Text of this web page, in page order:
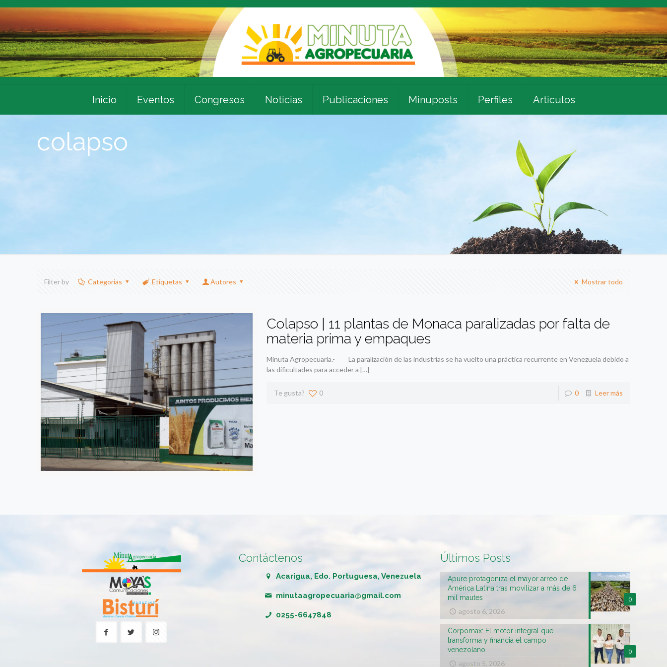
Inicio Eventos Congresos Noticias Publicaciones Minuposts Perfiles Articulos
colapso
Filter by Categorias Etiquetas Autores Mostrar todo
Colapso | 11 plantas de Monaca paralizadas por falta de
materia prima y empaques
Minuta Agropecuaria.- La paralización de las industrias se ha vuelto una práctica recurrente en Venezuela debido a
las dificultades para acceder a […]
Te gusta? 0 0 Leer más
Contáctenos
Acarigua, Edo. Portuguesa, Venezuela
minutaagropecuaria@gmail.com
0255-6647848
Últimos Posts
0
Apure protagoniza el mayor arreo de
América Latina tras movilizar a más de 6
mil mautes
agosto 6, 2026
0
Corpomax: El motor integral que
transforma y financia el campo
venezolano
agosto 5, 2026